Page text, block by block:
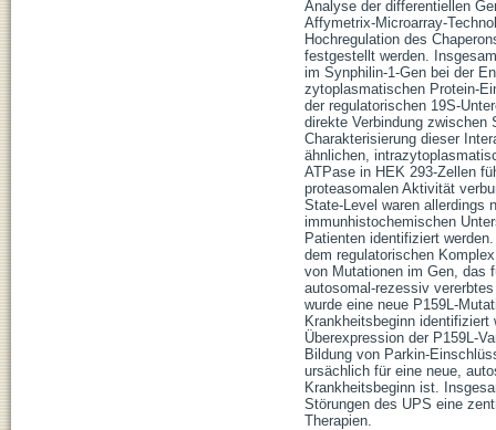
Analyse der differentiellen
Affymetrix-Microarray-
Hochregulation des
festgestellt werden.
im Synphilin-1-Gen bei der
zytoplasmatischen Protein-
der regulatorischen 19S-
direkte Verbindung zwischen
Charakterisierung dieser
ähnlichen,
ATPase in HEK 293-Zellen
proteasomalen Aktivität
State-Level waren allerdings
immunhistochemischen
Patienten identifiziert
dem regulatorischen
von Mutationen im Gen, das
autosomal-rezessiv
wurde eine neue P159L-
Krankheitsbeginn
Überexpression der P159L-
Bildung von Parkin-
ursächlich für eine neue,
Krankheitsbeginn ist.
Störungen des UPS eine
Therapien.